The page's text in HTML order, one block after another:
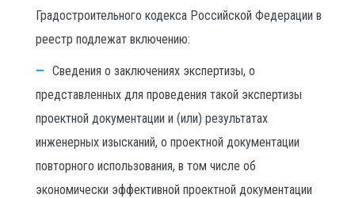
Градостроительного кодекса Российской Федерации в
реестр подлежат включению:
Сведения о заключениях экспертизы, о
представленных для проведения такой экспертизы
проектной документации и (или) результатах
инженерных изысканий, о проектной документации
повторного использования, в том числе об
экономически эффективной проектной документации